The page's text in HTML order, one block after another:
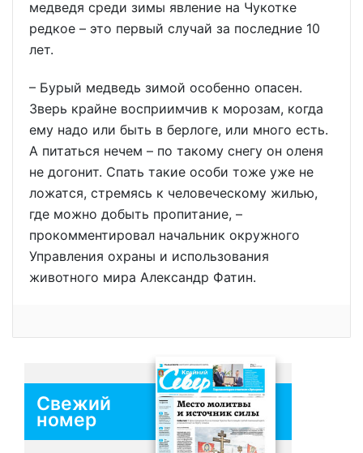
медведя среди зимы явление на Чукотке
редкое – это первый случай за последние 10
лет.
– Бурый медведь зимой особенно опасен.
Зверь крайне восприимчив к морозам, когда
ему надо или быть в берлоге, или много есть.
А питаться нечем – по такому снегу он оленя
не догонит. Спать такие особи тоже уже не
ложатся, стремясь к человеческому жилью,
где можно добыть пропитание, –
прокомментировал начальник окружного
Управления охраны и использования
животного мира Александр Фатин.
Свежий
номер